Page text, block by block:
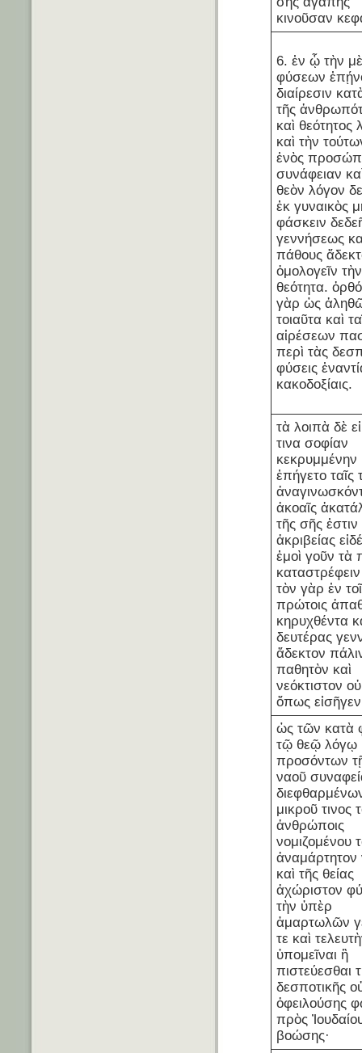
κινοῦσαν
6. ἐν ᾧ τὴν
φύσεων
διαίρεσιν
τῆς
καὶ θεότητος
καὶ τὴν
ἑνὸς
συνάφειαν
θεὸν λόγον
ἐκ γυναικὸς
φάσκειν
γεννήσεως
πάθους
ὁμολογεῖν τὴν
θεότητα.
γὰρ ὡς
τοιαῦτα καὶ
αἱρέσεων
περὶ τὰς
φύσεις
κακοδοξίαις.
τὰ λοιπὰ δὲ
τινα σοφίαν
κεκρυμμένην
ἐπήγετο ταῖς
ἀκοαῖς
τῆς σῆς ἐστιν
ἀκριβείας
ἐμοὶ γοῦν τὰ
τὸν γὰρ ἐν
πρώτοις
κηρυχθέντα
δευτέρας
ἄδεκτον
παθητὸν καὶ
νεόκτιστον
ὅπως
ὡς τῶν κατὰ
τῷ θεῷ λόγῳ
προσόντων
ναοῦ
μικροῦ τινος
ἀνθρώποις
νομιζομένου
ἀναμάρτητον
καὶ τῆς θείας
ἀχώριστον
τὴν ὑπὲρ
ἁμαρτωλῶν
τε καὶ
ὑπομεῖναι ἢ
πιστεύεσθαι
δεσποτικῆς
ὀφειλούσης
πρὸς
βοώσης·